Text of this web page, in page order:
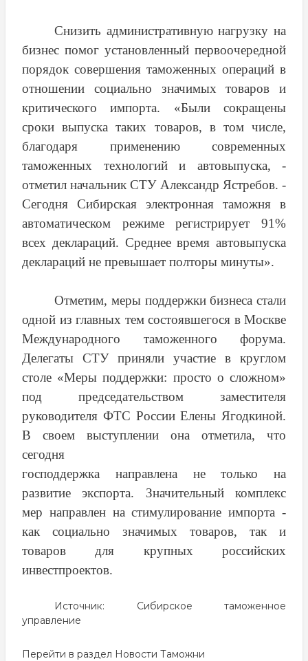
Снизить административную нагрузку на
бизнес помог установленный первоочередной
порядок совершения таможенных операций в
отношении социально значимых товаров и
критического импорта. «Были сокращены
сроки выпуска таких товаров, в том числе,
благодаря применению современных
таможенных технологий и автовыпуска, -
отметил начальник СТУ Александр Ястребов. -
Сегодня Сибирская электронная таможня в
автоматическом режиме регистрирует 91%
всех деклараций. Среднее время автовыпуска
деклараций не превышает полторы минуты».
Отметим, меры поддержки бизнеса стали
одной из главных тем состоявшегося в Москве
Международного таможенного форума.
Делегаты СТУ приняли участие в круглом
столе «Меры поддержки: просто о сложном»
под председательством заместителя
руководителя ФТС России Елены Ягодкиной.
В своем выступлении она отметила, что
сегодня
господдержка направлена не только на
развитие экспорта. Значительный комплекс
мер направлен на стимулирование импорта -
как социально значимых товаров, так и
товаров для крупных российских
инвестпроектов.
Источник: Сибирское таможенное
управление
Перейти в раздел Новости Таможни